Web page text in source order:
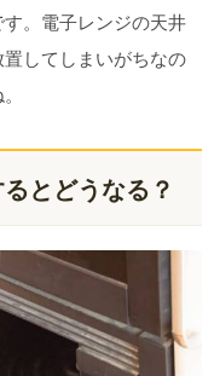
。電子レンジの天井
してしまいがちなの
とどうなる？